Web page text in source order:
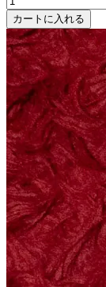
カートに入れる